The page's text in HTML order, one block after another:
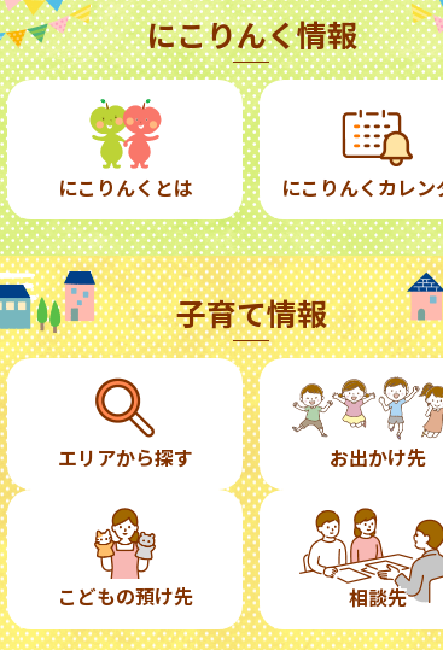
にこりんく情報
にこりんくとは にこりんくカレン
子育て情報
エリアから探す お出かけ先
こどもの預け先 相談先